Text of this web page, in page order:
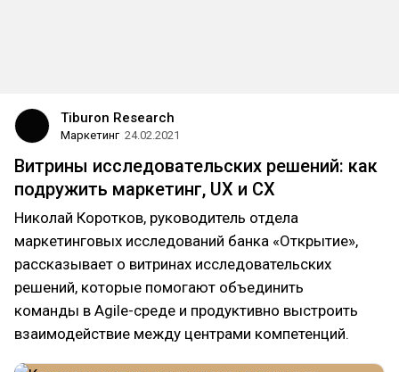
Tiburon Research
Маркетинг 24.02.2021
Витрины исследовательских решений: как
подружить маркетинг, UX и CX
Николай Коротков, руководитель отдела
маркетинговых исследований банка «Открытие»,
рассказывает о витринах исследовательских
решений, которые помогают объединить
команды в Agile-среде и продуктивно выстроить
взаимодействие между центрами компетенций.